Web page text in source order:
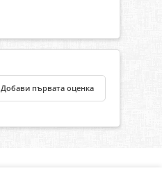
Добави първата оценка